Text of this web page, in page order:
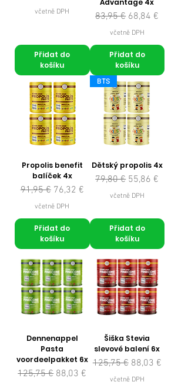
včetně DPH
Přidat do
košíku
Advantage 4x
Běžná cena
83,95 € Zvýhodněná
68,84 €
včetně DPH
Přidat do
košíku
Propolis benefit
balíček 4x
Běžná cena
91,95 € Zvýhodněná cena
76,32 €
včetně DPH
Přidat do
košíku
BTS
Dětský propolis 4x
Běžná cena
79,80 € Zvýhodněná
55,86 €
včetně DPH
Přidat do
košíku
Dennenappel
Pasta
voordeelpakket 6x
Běžná cena
125,75 € Zvýhodněná cena
88,03 €
Šiška Stevia
slevové balení 6x
Běžná cena
125,75 € Zvýhodněná
88,03 €
včetně DPH